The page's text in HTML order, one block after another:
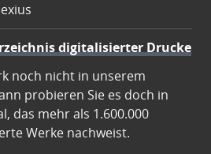
digitalisierter Drucke
noch nicht in unserem
probieren Sie es doch in
das mehr als 1.600.000
Werke nachweist.